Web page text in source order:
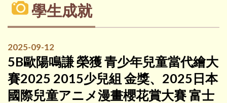
學生成就
2025-09-12
5B歐陽鳴謙 榮獲 青少年兒童當代繪大
賽2025 2015少兒組 金獎、2025日本
國際兒童アニメ漫畫櫻花賞大賽 富士